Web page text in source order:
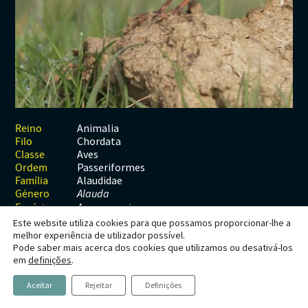
Reino
Animalia
Filo
Chordata
Classe
Aves
Ordem
Passeriformes
Família
Alaudidae
Género
Alauda
Espécie A. arvenensis
Alauda arvensis
Este website utiliza cookies para que possamos proporcionar-lhe a
melhor experiência de utilizador possível.
Pode saber mais acerca dos cookies que utilizamos ou desativá-los
em definições.
Aceitar Rejeitar Definições
ContactosArtrópodes
Aracnídeos
Crustáceos
Diplópodes
Cnidários
Cordados
Anfíbios
Tunicados
Equinodermes
Angiospérmicas
Briófitas
Gimnospérmicas
Pteridófitas
Fungos
Ascomicetes
Basidiomicetes
Anelídeos
Artrópodes
Braquiópodes
Cnidários
Peixes
Répteis
Plantas
Gimnospérmicas
Pteridófitas
Chromista
Glossário
Revista Naturae digital
Financiamento